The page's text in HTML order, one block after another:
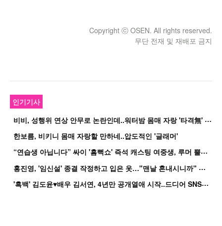
Copyright ⓒ OSEN. All rights reserved.
무단 전재 및 재배포 금지
인기기사
비
비, 성행위 연상 안무로 논란인데..워터밤 몸매 자랑 '타격無' 근황
한보름, 비키니 몸매 자랑할 만하네..압도적인 '글래머'
“
연습생 아닙니다” 싸이 '흠뻑쇼' 즉석 캐스팅 여중생, 루머 뿔났다[Oh!쎈 이...
홍
진영, '임신설' 종결 작정하고 입은 옷…"맨날 혼내시니까" 억울
'
흑백' 김도윤♥배우 김서연, 4년만 공개열애 시작..드디어 SNS에 노출 [핫피...